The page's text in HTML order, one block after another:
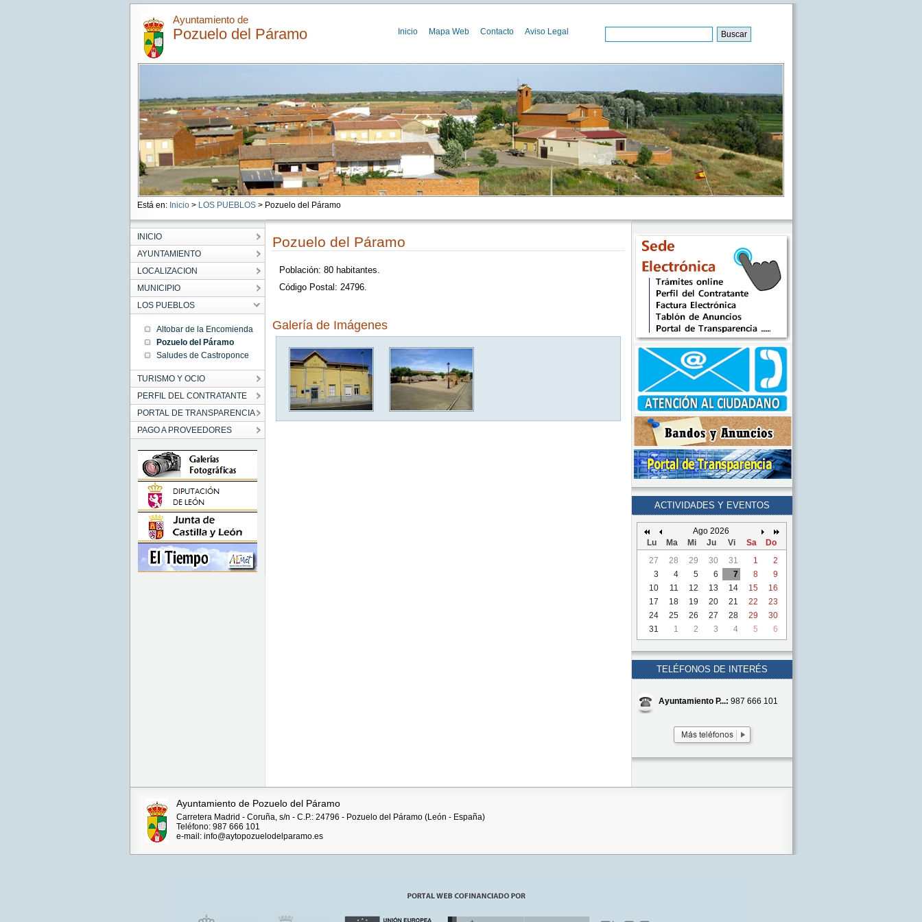
Ayuntamiento de
Pozuelo del Páramo Inicio Mapa Web Contacto Aviso Legal
Está en: Inicio > LOS PUEBLOS> Pozuelo del Páramo
INICIO
AYUNTAMIENTO
LOCALIZACION
MUNICIPIO
LOS PUEBLOS
Altobar de la Encomienda
Pozuelo del Páramo
Saludes de Castroponce
TURISMO Y OCIO
PERFIL DEL CONTRATANTE
PORTAL DE TRANSPARENCIA
PAGO A PROVEEDORES
Pozuelo del Páramo
Población: 80 habitantes.
Código Postal: 24796.
Galería de Imágenes
ACTIVIDADES Y EVENTOS
Ago 2026
Lu
Ma Mi Ju Vi Sa
Do
27
28 29 30 31 1
2
3
4 5 6 7 8
9
10
11 12 13 14 15
16
17
18 19 20 21 22
23
24
25 26 27 28 29
30
31
1 2 3 4 5 6
TELÉFONOS DE INTERÉS
Ayuntamiento P...: 987 666 101
Ayuntamiento de Pozuelo del Páramo
Carretera Madrid - Coruña, s/n - C.P.: 24796 - Pozuelo del Páramo (León - España)
Teléfono: 987 666 101
e-mail: info@aytopozuelodelparamo.es